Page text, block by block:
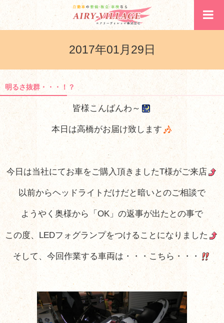
2017年01月29日
明るさ抜群・・・！？
皆様こんばんわ～
本日は高橋がお届け致します
今日は当社にてお車をご購入頂きましたT様がご来店
以前からヘッドライトだけだと暗いとのご相談で
ようやく奥様から「OK」の返事が出たとの事で
この度、LEDフォグランプをつけることになりました
そして、今回作業する車両は・・・こちら・・・